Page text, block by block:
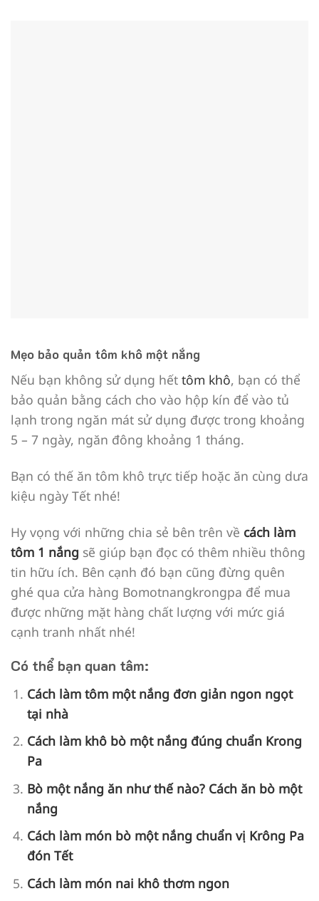
Mẹo bảo quản tôm khô một nắng
Nếu bạn không sử dụng hết tôm khô, bạn có thể
bảo quản bằng cách cho vào hộp kín để vào tủ
lạnh trong ngăn mát sử dụng được trong khoảng
5 – 7 ngày, ngăn đông khoảng 1 tháng.
Bạn có thế ăn tôm khô trực tiếp hoặc ăn cùng dưa
kiệu ngày Tết nhé!
Hy vọng với những chia sẻ bên trên về cách làm
tôm 1 nắng sẽ giúp bạn đọc có thêm nhiều thông
tin hữu ích. Bên cạnh đó bạn cũng đừng quên
ghé qua cửa hàng Bomotnangkrongpa để mua
được những mặt hàng chất lượng với mức giá
cạnh tranh nhất nhé!
Có thể bạn quan tâm:
Cách làm tôm một nắng đơn giản ngon ngọt
tại nhà
Cách làm khô bò một nắng đúng chuẩn Krong
Pa
Bò một nắng ăn như thế nào? Cách ăn bò một
nắng
Cách làm món bò một nắng chuẩn vị Krông Pa
đón Tết
Cách làm món nai khô thơm ngon